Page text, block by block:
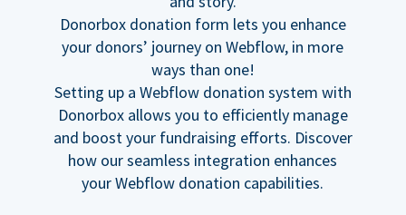
Donorbox donation form lets you enhance
your donors’ journey on Webflow, in more
ways than one!
Setting up a Webflow donation system with
Donorbox allows you to efficiently manage
and boost your fundraising efforts. Discover
how our seamless integration enhances
your Webflow donation capabilities.